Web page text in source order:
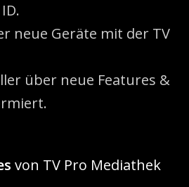
neue Geräte mit der TV
über neue Features &
von TV Pro Mediathek